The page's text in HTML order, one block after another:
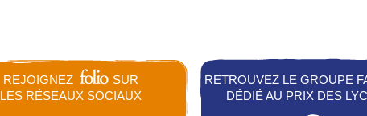
REJOIGNEZ
SUR
LES RÉSEAUX SOCIAUX
RETROUVEZ LE GROUPE
DÉDIÉ AU PRIX DES